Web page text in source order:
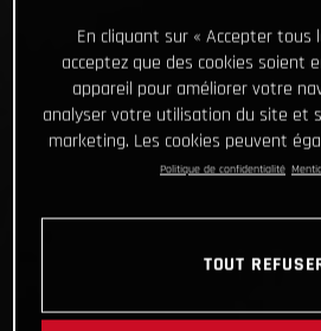
En cliquant sur « Accepter tous
acceptez que des cookies soient
appareil pour améliorer votre
analyser votre utilisation du site et
marketing. Les cookies peuvent
Politique de confidentialité
TOUT